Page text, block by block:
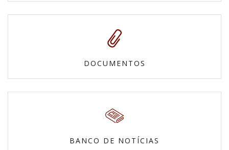
DOCUMENTOS
BANCO DE NOTÍCIAS